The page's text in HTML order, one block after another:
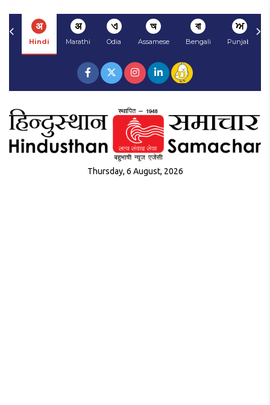
अ
Hindi
अ
Marathi
ଏ
Odia
অ
Assamese
বা
Bengali
ਅ
Punjabi
Thursday, 6 August, 2026